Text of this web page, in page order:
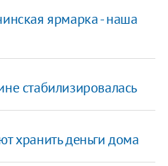
ярмарка - наша
стабилизировалась
хранить деньги дома